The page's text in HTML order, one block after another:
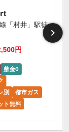
「村井」駅徒
円
敷金0
別
都市ガス
ト無料